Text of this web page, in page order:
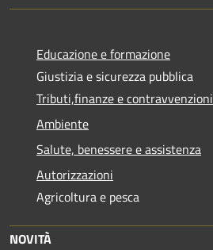
Educazione e formazione
Giustizia e sicurezza pubblica
Tributi,finanze e contravvenzioni
Ambiente
Salute, benessere e assistenza
Autorizzazioni
Agricoltura e pesca
NOVITÀ